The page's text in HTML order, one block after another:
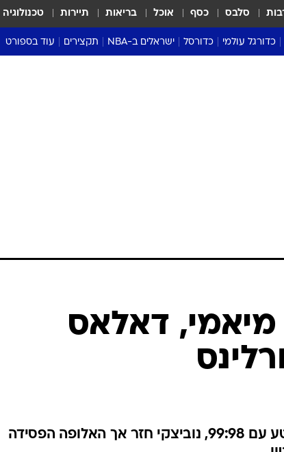
סלבס כסף אוכל בריאות תיירות טכנולוגיה
כדורגל עולמי כדורסל ישראלים ב-NBA תקצירים עוד בספורט
דאלאס
רצף תשעת הניצחונות של ההיט נקטע עם 99:98, נוביצקי חזר אך האלופה הפסידה